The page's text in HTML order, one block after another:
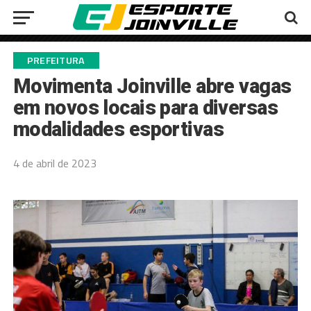
PREFEITURA
Movimenta Joinville abre vagas
em novos locais para diversas
modalidades esportivas
4 de abril de 2023